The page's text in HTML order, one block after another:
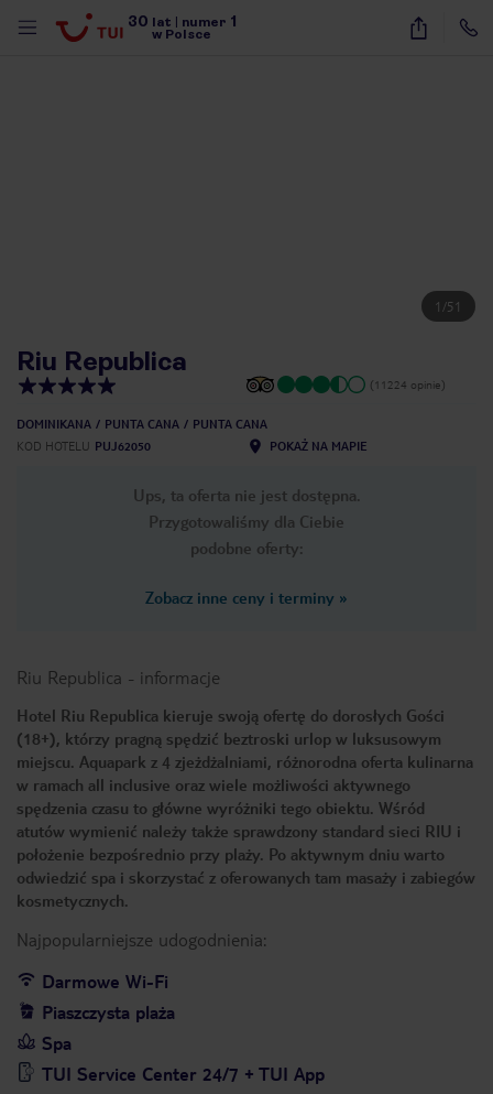
30 lat numer 1
w Polsce
1 /51
Riu Republica
(11224 opinie)
DOMINIKANA PUNTA CANA
PUNTA CANA
KOD HOTELU PUJ62050 POKAŻ NA MAPIE
Ups, ta oferta nie jest dostępna.
Przygotowaliśmy dla Ciebie
podobne oferty:
Zobacz inne ceny i terminy »
Riu Republica - informacje
Hotel Riu Republica kieruje swoją ofertę do dorosłych Gości
(18+), którzy pragną spędzić beztroski urlop w luksusowym
miejscu. Aquapark z 4 zjeżdżalniami, różnorodna oferta kulinarna
w ramach all inclusive oraz wiele możliwości aktywnego
spędzenia czasu to główne wyróżniki tego obiektu. Wśród
atutów wymienić należy także sprawdzony standard sieci RIU i
położenie bezpośrednio przy plaży. Po aktywnym dniu warto
odwiedzić spa i skorzystać z oferowanych tam masaży i zabiegów
kosmetycznych.
Najpopularniejsze udogodnienia:
Darmowe Wi-Fi
Piaszczysta plaża
Spa
TUI Service Center 24/7 + TUI App